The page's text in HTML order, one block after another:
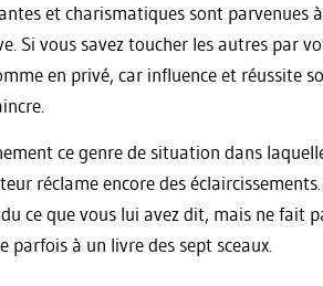
et charismatiques sont parvenues
Si vous savez toucher les autres par
en privé, car influence et réussite
ce genre de situation dans
réclame encore des
ce que vous lui avez dit, mais ne fait
parfois à un livre des sept sceaux.